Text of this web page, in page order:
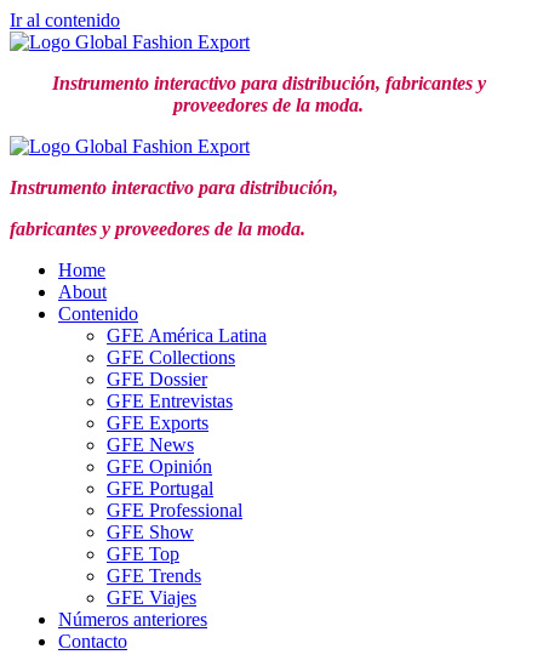
Ir al contenido
Instrumento interactivo para distribución, fabricantes y
proveedores de la moda.
Instrumento interactivo para distribución,
fabricantes y proveedores de la moda.
Home
About
Contenido
GFE América Latina
GFE Collections
GFE Dossier
GFE Entrevistas
GFE Exports
GFE News
GFE Opinión
GFE Portugal
GFE Professional
GFE Show
GFE Top
GFE Trends
GFE Viajes
Números anteriores
Contacto